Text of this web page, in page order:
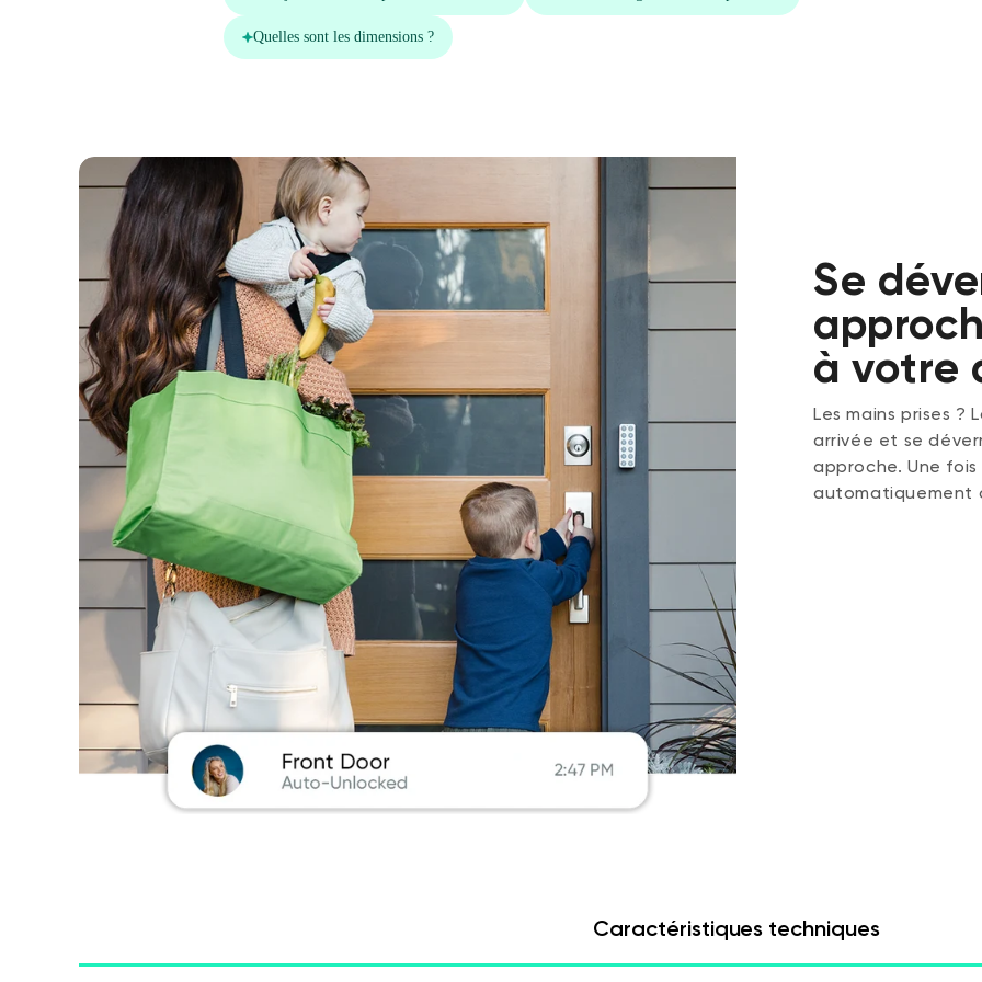
Se
à votre
Les mains prises ?
arrivée et se
approche. Une
automatiquement
Caractéristiques techniques